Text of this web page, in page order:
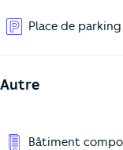
Place de parking
Autre
Bâtiment